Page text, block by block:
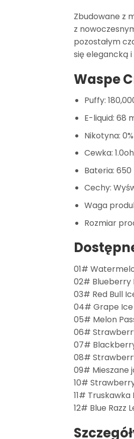
Zbudowane z
z
pozostałym
się elegancką
Waspe
Puffy:
E-liquid: 68
Nikotyna:
Cewka:
Bateria:
Cechy:
Waga
Rozmiar
01#
02# Blueberry
03# Red Bull
04# Grape Ice
05# Melon
06#
07#
08#
09# Mieszane
10#
11#
12# Blue Razz